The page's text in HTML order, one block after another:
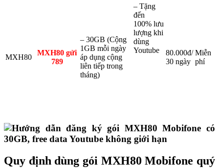
MXH80
MXH80 gửi
789
– 30GB (Cộng
1GB mỗi ngày
áp dụng cộng
liên tiếp trong
tháng)
– Tặng
đến
100% lưu
lượng khi
dùng
Youtube
80.000đ/
30 ngày
Miễn
phí
Quy định dùng gói MXH80 Mobifone quý